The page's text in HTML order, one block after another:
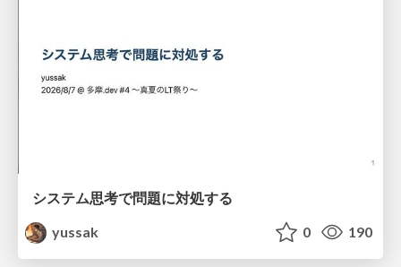
システム思考で問題に対処する
yussak
0 190